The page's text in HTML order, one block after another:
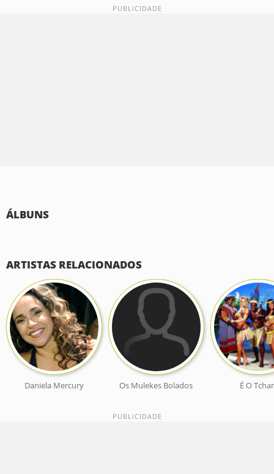
ÁLBUNS
ARTISTAS RELACIONADOS
Daniela Mercury Os Mulekes Bolados É O